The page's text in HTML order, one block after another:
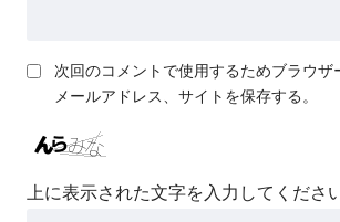
次回のコメントで使用するためブラウザ
メールアドレス、サイトを保存する。
上に表示された文字を入力してくださ